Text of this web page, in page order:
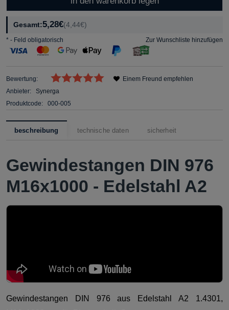
Gesamt:5,28€(4,44€)
Zur Wunschliste hinzufügen
* - Feld obligatorisch
Bewertung:
Anbieter:
Synerga
Produktcode:
000-005
Einem Freund empfehlen
beschreibung technische daten sicherheit
Gewindestangen DIN 976
M16x1000 - Edelstahl A2
Gewindestangen DIN 976 aus Edelstahl A2 1.4301,